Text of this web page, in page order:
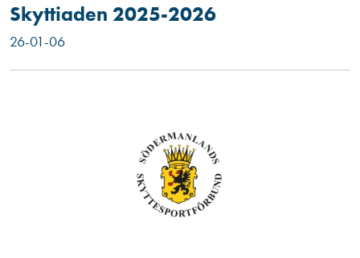
Skyttiaden 2025-2026
26-01-06